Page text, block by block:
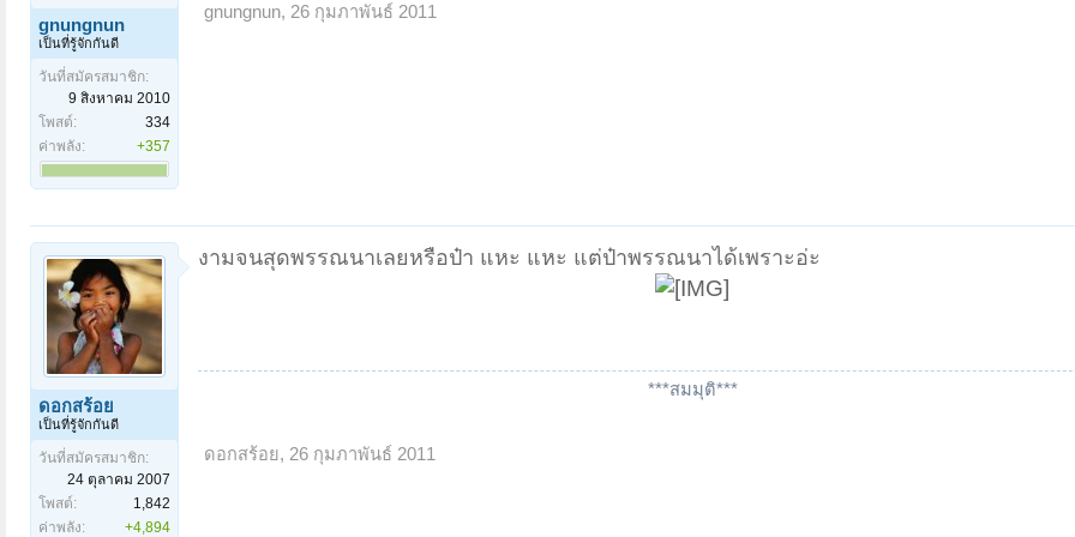
gnungnun
เป็นที่รู้จักกันดี
วันที่สมัครสมาชิก:
9 สิงหาคม 2010
โพสต์:
334
ค่าพลัง:
+357
gnungnun, 26 กุมภาพันธ์ 2011
ดอกสร้อย
เป็นที่รู้จักกันดี
วันที่สมัครสมาชิก:
24 ตุลาคม 2007
โพสต์:
1,842
ค่าพลัง:
+4,894
งามจนสุดพรรณนาเลยหรือป๋า แหะ แหะ แต่ป๋าพรรณนาได้เพราะอ่ะ
***สมมุติ***
ดอกสร้อย, 26 กุมภาพันธ์ 2011